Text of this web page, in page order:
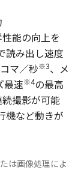
能の向上を
読み出し速度
マ／秒※3、メ
最速※4の最高
続撮影が可能
機など動きが
は画像処理によ